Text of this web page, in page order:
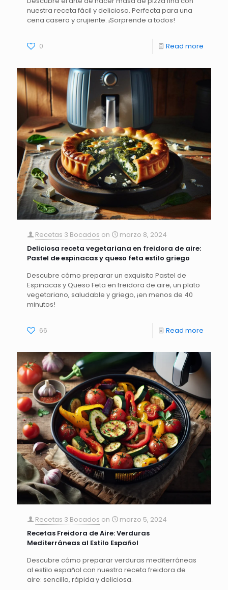
nuestra receta fácil y deliciosa. Perfecta para una
cena casera y crujiente. ¡Sorprende a todos!
0 Read more
Recetas 3 Bocados on
marzo 8, 2024
Deliciosa receta vegetariana en freidora de aire:
Pastel de espinacas y queso feta estilo griego
Descubre cómo preparar un exquisito Pastel de
Espinacas y Queso Feta en freidora de aire, un plato
vegetariano, saludable y griego, ¡en menos de 40
minutos!
66 Read more
Recetas 3 Bocados on
marzo 5, 2024
Recetas Freidora de Aire: Verduras
Mediterráneas al Estilo Español
Descubre cómo preparar verduras mediterráneas
al estilo español con nuestra receta freidora de
aire: sencilla, rápida y deliciosa.